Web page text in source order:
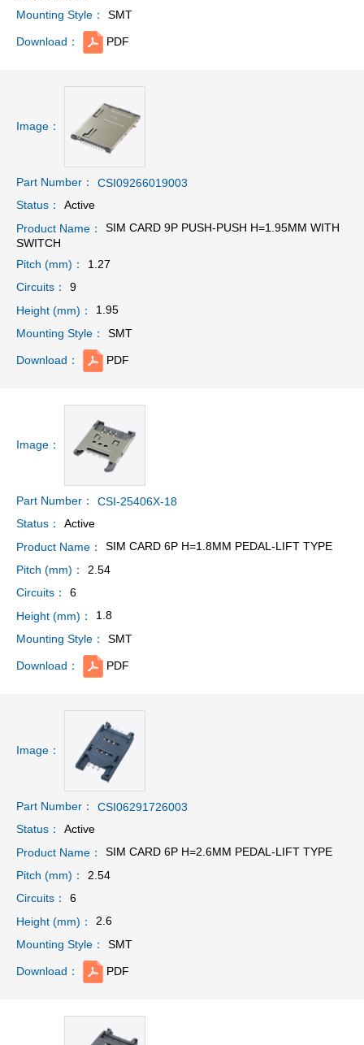
Mounting Style：
SMT
Download： PDF
Image：
Part Number：
CSI09266019003
Status：
Active
Product Name：
SIM CARD 9P PUSH-PUSH H=1.95MM WITH
SWITCH
Pitch (mm)：
1.27
Circuits：
9
Height (mm)：
1.95
Mounting Style：
SMT
Download： PDF
Image：
Part Number：
CSI-25406X-18
Status：
Active
Product Name：
SIM CARD 6P H=1.8MM PEDAL-LIFT TYPE
Pitch (mm)：
2.54
Circuits：
6
Height (mm)：
1.8
Mounting Style：
SMT
Download： PDF
Image：
Part Number：
CSI06291726003
Status：
Active
Product Name：
SIM CARD 6P H=2.6MM PEDAL-LIFT TYPE
Pitch (mm)：
2.54
Circuits：
6
Height (mm)：
2.6
Mounting Style：
SMT
Download： PDF